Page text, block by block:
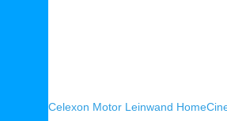
Celexon Motor Leinwand